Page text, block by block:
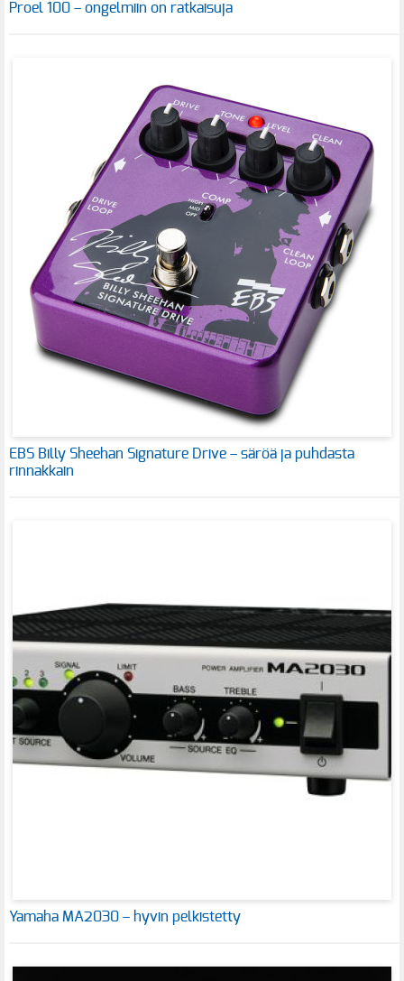
Proel 100 – ongelmiin on ratkaisuja
EBS Billy Sheehan Signature Drive – säröä ja puhdasta
rinnakkain
Yamaha MA2030 – hyvin pelkistetty